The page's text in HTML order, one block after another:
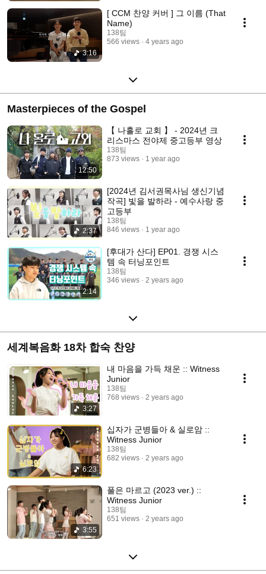
3:16
[ CCM 찬양 커버 ] 그 이름 (That
Name)
138팀
566 views
4 years ago
Masterpieces of the Gospel
12:50
【 나홀로 교회 】 - 2024년 크
리스마스 전야제 중고등부 영상
138팀
873 views
1 year ago
2:37
[2024년 김서권목사님 생신기념
작곡] 빛을 발하라 - 예수사랑 중
고등부
138팀
846 views
1 year ago
2:14
[후대가 산다] EP01. 경쟁 시스
템 속 터닝포인트
138팀
346 views
2 years ago
세계복음화 18차 합숙 찬양
3:27
내 마음을 가득 채운 :: Witness
Junior
138팀
768 views
2 years ago
6:23
십자가 군병들아 & 실로암 ::
Witness Junior
138팀
682 views
2 years ago
3:55
풀은 마르고 (2023 ver.) ::
Witness Junior
138팀
651 views
2 years ago